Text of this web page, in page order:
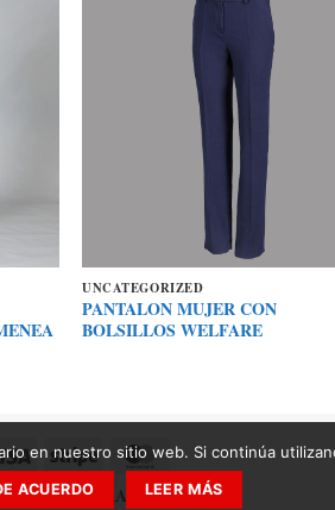
UNCATEGORIZED
PANTALON MUJER CON
BOLSILLOS WELFARE
Visa Stripe
MasterCard
2026 ©ZARAN 2030 SL
en nuestro sitio web. Si continúa
ACUERDO LEER MÁS